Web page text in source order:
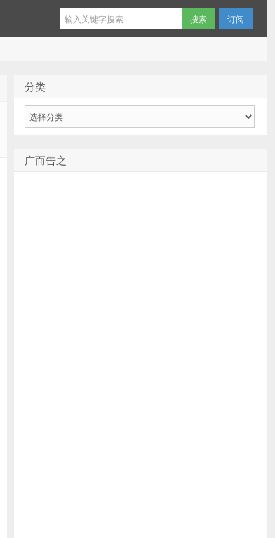
订阅
分类
广而告之